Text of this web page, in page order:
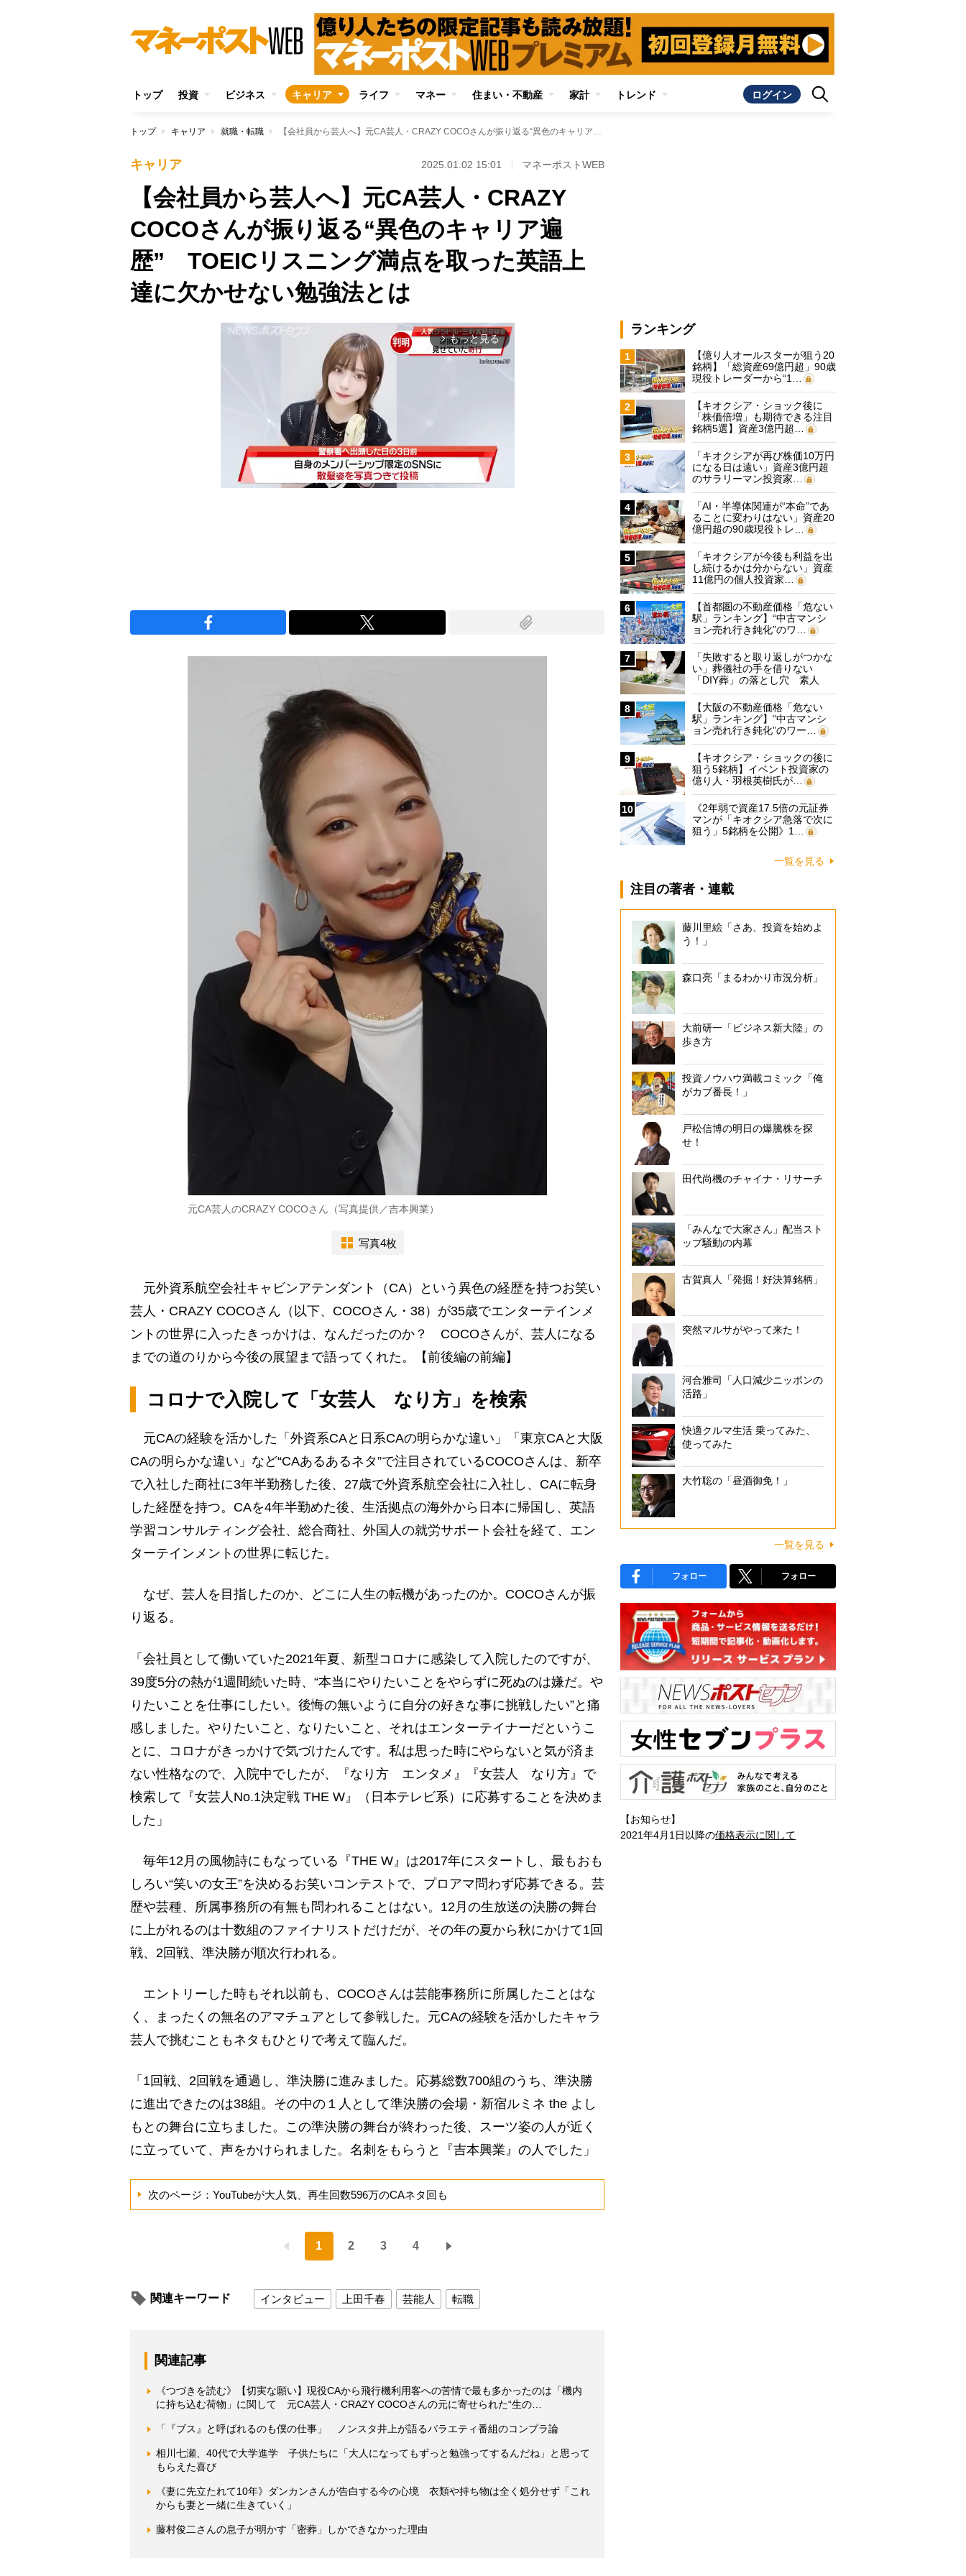
トップ 投資 ビジネス キャリア ライフ マネー 住まい・不動産 家計 トレンド ログイン
トップ キャリア 就職・転職 【会社員から芸人へ】元CA芸人・CRAZY COCOさんが振り返る“異色のキャリア遍歴” TOEICリスニング満点を取った英語上達に欠かせない勉強法とは
キャリア 2025.01.02 15:01 マネーポストWEB
【会社員から芸人へ】元CA芸人・CRAZY
COCOさんが振り返る“異色のキャリア遍
歴” TOEICリスニング満点を取った英語上
達に欠かせない勉強法とは
arrow_forward_ios もっと見る
元CA芸人のCRAZY COCOさん（写真提供／吉本興業）
写真4枚
元外資系航空会社キャビンアテンダント（CA）という異色の経歴を持つお笑い
芸人・CRAZY COCOさん（以下、COCOさん・38）が35歳でエンターテインメ
ントの世界に入ったきっかけは、なんだったのか？ COCOさんが、芸人になる
までの道のりから今後の展望まで語ってくれた。【前後編の前編】
コロナで入院して「女芸人 なり方」を検索
元CAの経験を活かした「外資系CAと日系CAの明らかな違い」「東京CAと大阪
CAの明らかな違い」など“CAあるあるネタ”で注目されているCOCOさんは、新卒
で入社した商社に3年半勤務した後、27歳で外資系航空会社に入社し、CAに転身
した経歴を持つ。CAを4年半勤めた後、生活拠点の海外から日本に帰国し、英語
学習コンサルティング会社、総合商社、外国人の就労サポート会社を経て、エン
ターテインメントの世界に転じた。
なぜ、芸人を目指したのか、どこに人生の転機があったのか。COCOさんが振
り返る。
「会社員として働いていた2021年夏、新型コロナに感染して入院したのですが、
39度5分の熱が1週間続いた時、“本当にやりたいことをやらずに死ぬのは嫌だ。や
りたいことを仕事にしたい。後悔の無いように自分の好きな事に挑戦したい”と痛
感しました。やりたいこと、なりたいこと、それはエンターテイナーだというこ
とに、コロナがきっかけで気づけたんです。私は思った時にやらないと気が済ま
ない性格なので、入院中でしたが、『なり方 エンタメ』『女芸人 なり方』で
検索して『女芸人No.1決定戦 THE W』（日本テレビ系）に応募することを決めま
した」
毎年12月の風物詩にもなっている『THE W』は2017年にスタートし、最もおも
しろい“笑いの女王”を決めるお笑いコンテストで、プロアマ問わず応募できる。芸
歴や芸種、所属事務所の有無も問われることはない。12月の生放送の決勝の舞台
に上がれるのは十数組のファイナリストだけだが、その年の夏から秋にかけて1回
戦、2回戦、準決勝が順次行われる。
エントリーした時もそれ以前も、COCOさんは芸能事務所に所属したことはな
く、まったくの無名のアマチュアとして参戦した。元CAの経験を活かしたキャラ
芸人で挑むこともネタもひとりで考えて臨んだ。
「1回戦、2回戦を通過し、準決勝に進みました。応募総数700組のうち、準決勝
に進出できたのは38組。その中の１人として準決勝の会場・新宿ルミネ the よし
もとの舞台に立ちました。この準決勝の舞台が終わった後、スーツ姿の人が近く
に立っていて、声をかけられました。名刺をもらうと『吉本興業』の人でした」
次のページ：YouTubeが大人気、再生回数596万のCAネタ回も
1 2 3 4
関連キーワード インタビュー 上田千春 芸能人 転職
関連記事
《つづきを読む》【切実な願い】現役CAから飛行機利用客への苦情で最も多かったのは「機内
に持ち込む荷物」に関して 元CA芸人・CRAZY COCOさんの元に寄せられた“生の…
「『ブス』と呼ばれるのも僕の仕事」 ノンスタ井上が語るバラエティ番組のコンプラ論
相川七瀬、40代で大学進学 子供たちに「大人になってもずっと勉強ってするんだね」と思って
もらえた喜び
《妻に先立たれて10年》ダンカンさんが告白する今の心境 衣類や持ち物は全く処分せず「これ
からも妻と一緒に生きていく」
藤村俊二さんの息子が明かす「密葬」しかできなかった理由
ランキング
1
【億り人オールスターが狙う20
銘柄】「総資産69億円超」90歳
現役トレーダーから“1…
2
【キオクシア・ショック後に
「株価倍増」も期待できる注目
銘柄5選】資産3億円超…
3
「キオクシアが再び株価10万円
になる日は遠い」資産3億円超
のサラリーマン投資家…
4
「AI・半導体関連が“本命”であ
ることに変わりはない」資産20
億円超の90歳現役トレ…
5
「キオクシアが今後も利益を出
し続けるかは分からない」資産
11億円の個人投資家…
6
【首都圏の不動産価格「危ない
駅」ランキング】“中古マンシ
ョン売れ行き鈍化”のワ…
7
「失敗すると取り返しがつかな
い」葬儀社の手を借りない
「DIY葬」の落とし穴 素人
に…
8
【大阪の不動産価格「危ない
駅」ランキング】“中古マンシ
ョン売れ行き鈍化”のワー…
9
【キオクシア・ショックの後に
狙う5銘柄】イベント投資家の
億り人・羽根英樹氏が…
10
《2年弱で資産17.5倍の元証券
マンが「キオクシア急落で次に
狙う」5銘柄を公開》1…
一覧を見る
注目の著者・連載
藤川里絵「さあ、投資を始めよ
う！」
森口亮「まるわかり市況分析」
大前研一「ビジネス新大陸」の
歩き方
投資ノウハウ満載コミック「俺
がカブ番長！」
戸松信博の明日の爆騰株を探
せ！
田代尚機のチャイナ・リサーチ
「みんなで大家さん」配当スト
ップ騒動の内幕
古賀真人「発掘！好決算銘柄」
突然マルサがやって来た！
河合雅司「人口減少ニッポンの
活路」
快適クルマ生活 乗ってみた、
使ってみた
大竹聡の「昼酒御免！」
一覧を見る
フォロー フォロー
【お知らせ】
2021年4月1日以降の価格表示に関して